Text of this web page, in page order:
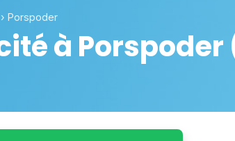
› Porspoder
à Porspoder